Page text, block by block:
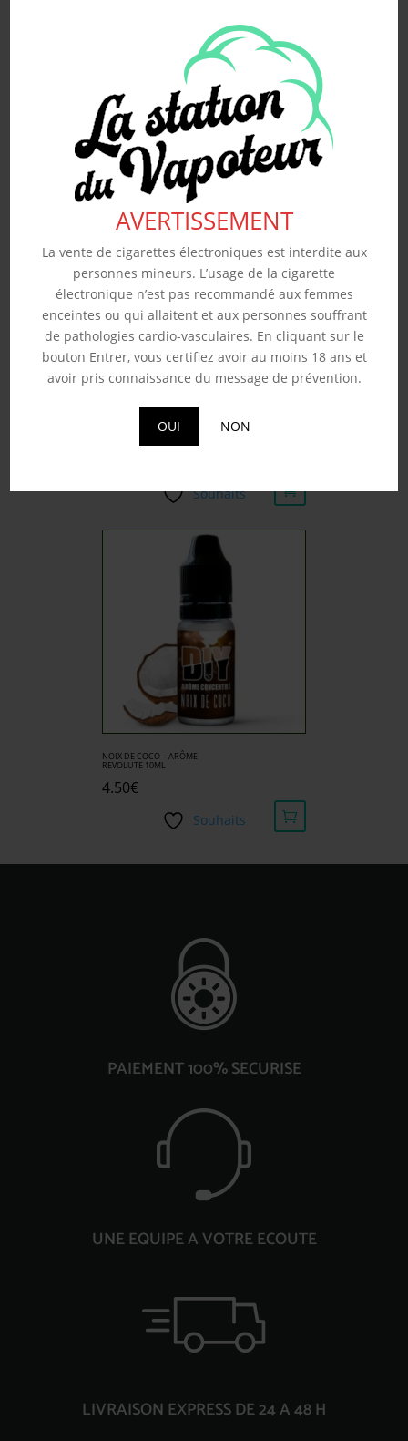
AVERTISSEMENT
La vente de cigarettes électroniques est interdite aux
personnes mineurs. L’usage de la cigarette
électronique n’est pas recommandé aux femmes
enceintes ou qui allaitent et aux personnes souffrant
de pathologies cardio-vasculaires. En cliquant sur le
bouton Entrer, vous certifiez avoir au moins 18 ans et
avoir pris connaissance du message de prévention.
OUI NON
ANANAS – ARÔME
REVOLUTE 10ML
4.50€
Souhaits
SHAKE AGRUMES –
Souhaits
NOIX DE COCO – ARÔME
REVOLUTE 10ML
4.50€
Souhaits
PAIEMENT 100% SECURISE
UNE EQUIPE A VOTRE ECOUTE
LIVRAISON EXPRESS DE 24 A 48 H